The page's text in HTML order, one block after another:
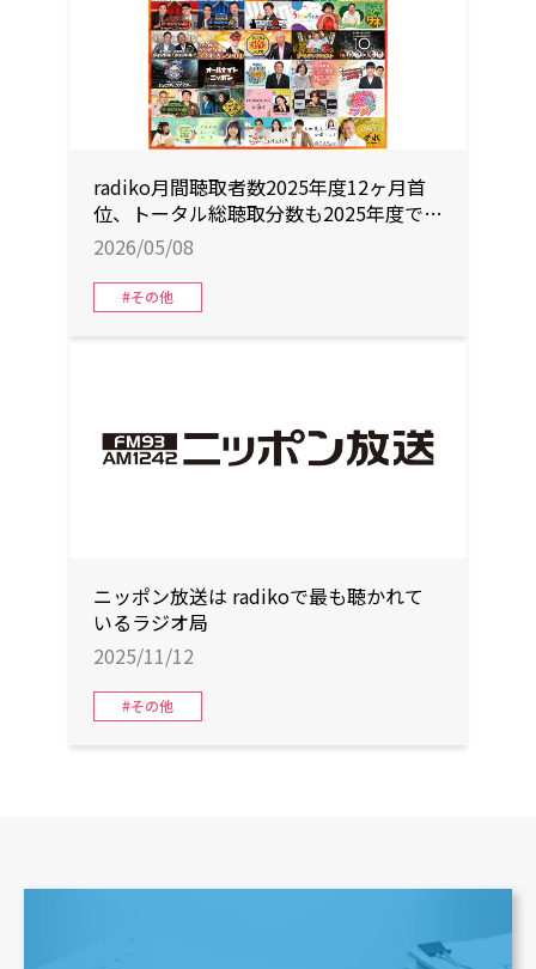
radiko月間聴取者数2025年度12ヶ月首
位、トータル総聴取分数も2025年度で
首位獲得
2026/05/08
#その他
ニッポン放送は radikoで最も聴かれて
いるラジオ局
2025/11/12
#その他